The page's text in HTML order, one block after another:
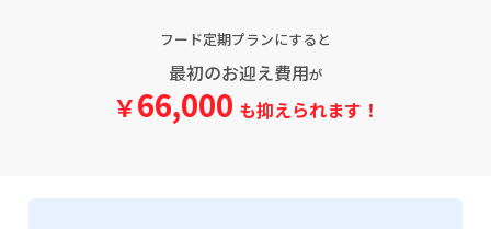
フード定期プランにすると
最初のお迎え費用が
￥66,000 も抑えられます！